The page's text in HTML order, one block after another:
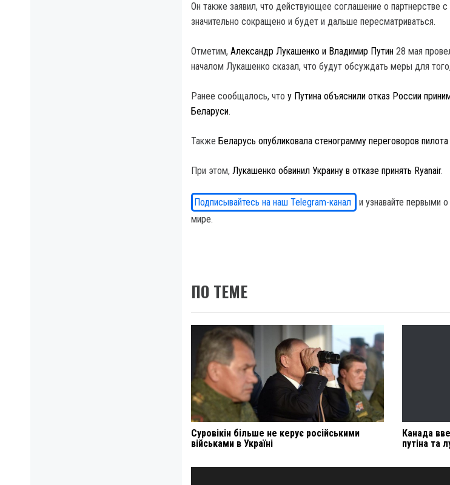
Он также заявил, что действующее соглашение о партнерстве
значительно сокращено и будет и дальше пересматриваться.
Отметим, Александр Лукашенко и Владимир Путин 28 мая
началом Лукашенко сказал, что будут обсуждать меры для
Ранее сообщалось, что у Путина объяснили отказ России
Беларуси.
Также Беларусь опубликовала стенограмму переговоров
При этом, Лукашенко обвинил Украину в отказе принять Ryanair.
Подписывайтесь на наш Telegram-канал
и узнавайте первыми
мире.
ПО ТЕМЕ
Суровікін більше не керує російськими
військами в Україні
Канада
путіна та
Навигация